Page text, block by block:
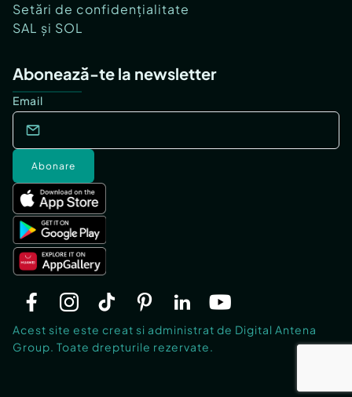
Setări de confidențialitate
SAL și SOL
Abonează-te la newsletter
Email
Abonare
Acest site este creat si administrat de Digital Antena
Group. Toate drepturile rezervate.